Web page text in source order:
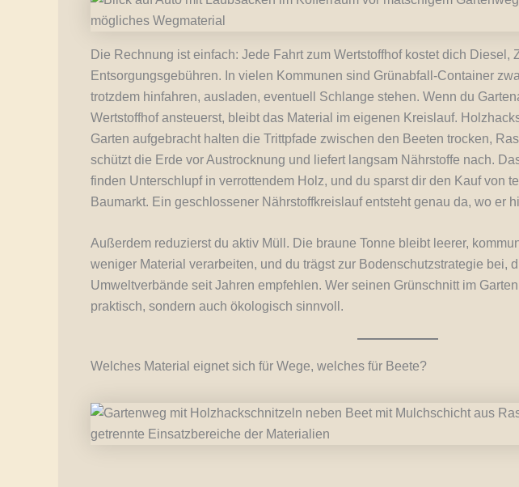
Die Rechnung ist einfach: Jede Fahrt zum Wertstoffhof kostet dich Diesel,
Entsorgungsgebühren. In vielen Kommunen sind Grünabfall-Container
trotzdem hinfahren, ausladen, eventuell Schlange stehen. Wenn du
Wertstoffhof ansteuerst, bleibt das Material im eigenen Kreislauf.
Garten aufgebracht halten die Trittpfade zwischen den Beeten trocken,
schützt die Erde vor Austrocknung und liefert langsam Nährstoffe nach.
finden Unterschlupf in verrottendem Holz, und du sparst dir den Kauf von
Baumarkt. Ein geschlossener Nährstoffkreislauf entsteht genau da, wo er
Außerdem reduzierst du aktiv Müll. Die braune Tonne bleibt leerer,
weniger Material verarbeiten, und du trägst zur Bodenschutzstrategie bei,
Umweltverbände seit Jahren empfehlen. Wer seinen Grünschnitt im
praktisch, sondern auch ökologisch sinnvoll.
Welches Material eignet sich für Wege, welches für Beete?